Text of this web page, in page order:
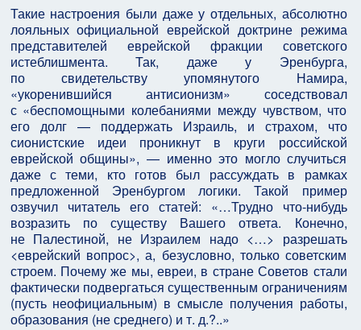
Такие настроения были даже у отдельных, абсолютно
лояльных официальной еврейской доктрине режима
представителей еврейской фракции советского
истеблишмента. Так, даже у Эренбурга,
по свидетельству упомянутого Намира,
«укоренившийся антисионизм» соседствовал
с «беспомощными колебаниями между чувством, что
его долг — поддержать Израиль, и страхом, что
сионистские идеи проникнут в круги российской
еврейской общины», — именно это могло случиться
даже с теми, кто готов был рассуждать в рамках
предложенной Эренбургом логики. Такой пример
озвучил читатель его статей: «…Трудно что‑нибудь
возразить по существу Вашего ответа. Конечно,
не Палестиной, не Израилем надо <…> разрешать
<еврейский вопрос>, а, безусловно, только советским
строем. Почему же мы, евреи, в стране Советов стали
фактически подвергаться существенным ограничениям
(пусть неофициальным) в смысле получения работы,
образования (не среднего) и т. д.?..»